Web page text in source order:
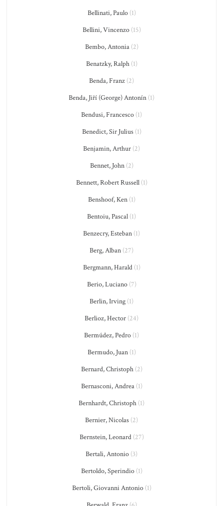
Bellinati, Paulo(1)
Bellini, Vincenzo(15)
Bembo, Antonia(2)
Benatzky, Ralph(1)
Benda, Franz (2)
Benda, Jiří (George) Antonín (1)
Bendusi, Francesco (1)
Benedict, Sir Julius(1)
Benjamin, Arthur (2)
Bennet, John(2)
Bennett, Robert Russell(1)
Benshoof, Ken(1)
Bentoiu, Pascal (1)
Benzecry, Esteban (1)
Berg, Alban (27)
Bergmann, Harald(1)
Berio, Luciano(7)
Berlin, Irving (1)
Berlioz, Hector (24)
Bermúdez, Pedro (1)
Bermudo, Juan(1)
Bernard, Christoph(2)
Bernasconi, Andrea(1)
Bernhardt, Christoph (1)
Bernier, Nicolas (2)
Bernstein, Leonard(27)
Bertali, Antonio (3)
Bertoldo, Sperindio(1)
Bertoli, Giovanni Antonio(1)